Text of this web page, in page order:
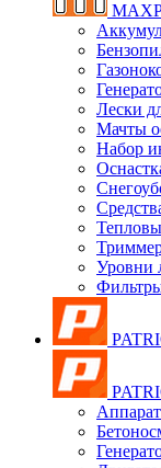
Лески
Мачты
Набор
Уровни